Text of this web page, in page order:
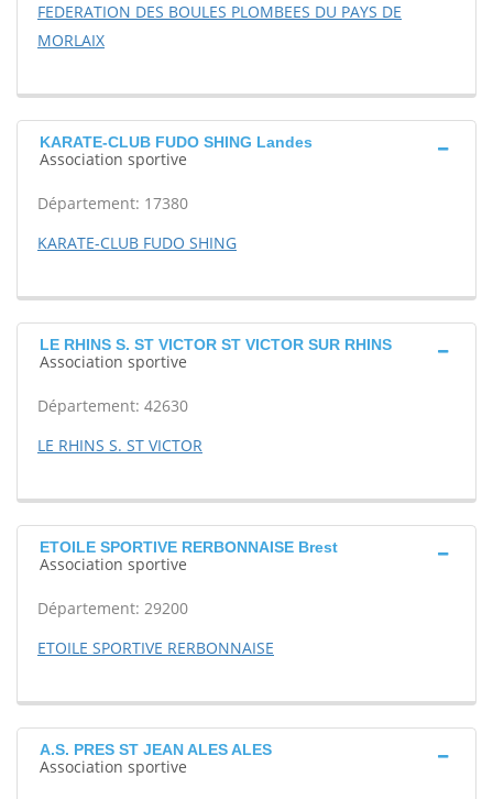
FEDERATION DES BOULES PLOMBEES DU PAYS DE
MORLAIX
KARATE-CLUB FUDO SHING Landes
Association sportive
Département: 17380
KARATE-CLUB FUDO SHING
LE RHINS S. ST VICTOR ST VICTOR SUR RHINS
Association sportive
Département: 42630
LE RHINS S. ST VICTOR
ETOILE SPORTIVE RERBONNAISE Brest
Association sportive
Département: 29200
ETOILE SPORTIVE RERBONNAISE
A.S. PRES ST JEAN ALES ALES
Association sportive